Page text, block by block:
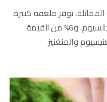
المماثلة. توفر ملعقة كبيرة
(6.6 جرام) من البذور 8% من القيمة اليومية للكالسيوم، و6% من القيمة
للمغنيسيوم والمنغنيز